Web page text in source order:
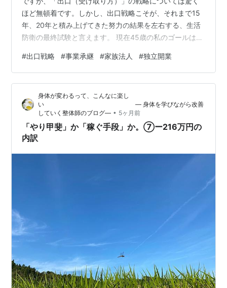
ほど無頓着です。しかし、出口戦略こそが、それまで15
年、20年と積み上げてきた努力の結果を左右する、生活
防衛の最終試験と言えます。 現在45歳の私のゴールは、
士・行政書士としての独立を円滑に進め、さらにその20
年後の「80歳での家族法人設立」という壮大なビジョン
へ、いかに効率よく資産のバトンを渡すか。そのための
エグジット戦略を、総務プロの視点で解説します。
iDeCoの受け取り方。退職所得控除と公的年金等控除を極
限まで使い倒す税務ロジック すべて…
#出口戦略 #事業承継 #家族法人 #独立開業
身体が変わるって、こんなに楽し
い ― 身体を学びながら改善
していく整体師のブログ― • 5ヶ月前
「やり甲斐」か「稼ぐ手段」か。⑦ー216万円の
内訳